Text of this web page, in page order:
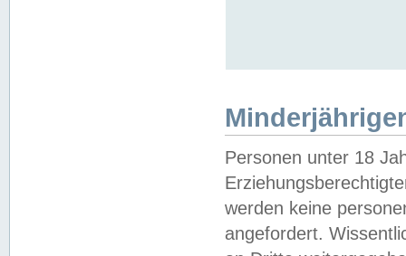
Personen unter 18
werden keine
angefordert.